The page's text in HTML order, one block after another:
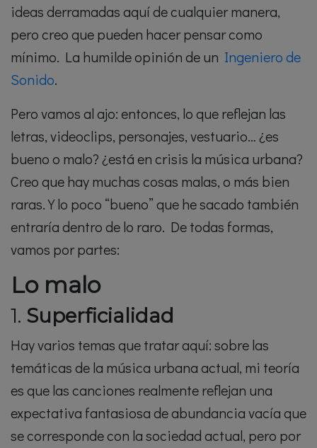
ideas derramadas aquí de cualquier manera,
pero creo que pueden hacer pensar como
mínimo. La humilde opinión de un Ingeniero de
Sonido.
Pero vamos al ajo: entonces, lo que reflejan las
letras, videoclips, personajes, vestuario… ¿es
bueno o malo? ¿está en crisis la música urbana?
Creo que hay muchas cosas malas, o más bien
raras. Y lo poco “bueno” que he sacado también
entraría dentro de lo raro. De todas formas,
vamos por partes:
Lo malo
1. Superficialidad
Hay varios temas que tratar aquí: sobre las
temáticas de la música urbana actual, mi teoría
es que las canciones realmente reflejan una
expectativa fantasiosa de abundancia vacía que
se corresponde con la sociedad actual, pero por